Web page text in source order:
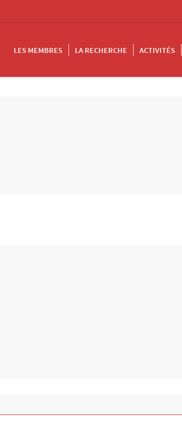
LES MEMBRES
LA RECHERCHE ACTIVITÉS